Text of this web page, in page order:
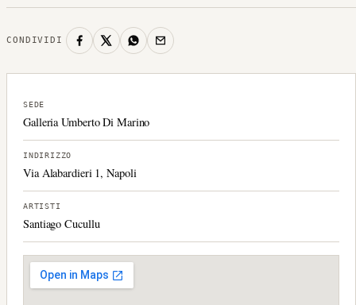
CONDIVIDI
SEDE
Galleria Umberto Di Marino
INDIRIZZO
Via Alabardieri 1, Napoli
ARTISTI
Santiago Cucullu